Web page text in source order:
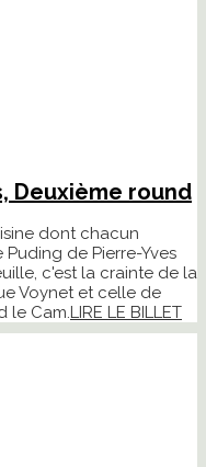
Deuxième round
dont chacun
de Pierre-Yves
c'est la crainte de la
Voynet et celle de
le Cam. LIRE LE BILLET